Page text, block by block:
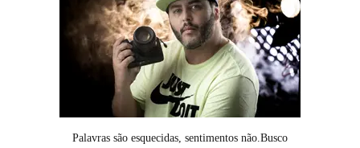
Palavras são esquecidas, sentimentos não.Busco